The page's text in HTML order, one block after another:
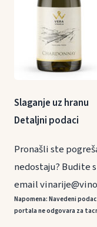
Slaganje uz hranu
Detaljni podaci
Pronašli ste
nedostaju? Budite
email
Napomena: Navedeni
portala ne odgovara za